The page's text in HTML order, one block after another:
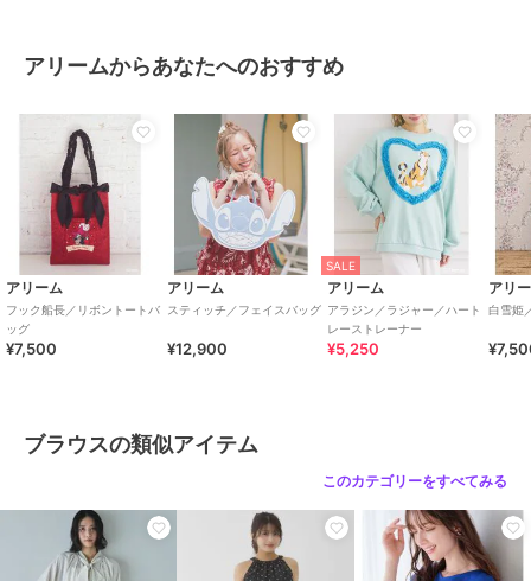
サイズ Ｆ
ｴｽﾃﾙ 100%
商品のお取り扱い方法
原産国 中国
アリームからあなたへのおすすめ
アリーム
フック船長／リボントートバ
ッグ
¥7,500
アリーム
スティッチ／フェイスバッグ
¥12,900
SALE
アリーム
アラジン／ラジャー／ハート
レーストレーナー
¥5,250
アリ
白雪姫
ブラウスの類似アイテム
このカテゴリーをすべてみる